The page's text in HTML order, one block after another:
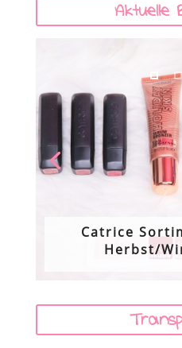
Aktuelle
Catrice
Herbst/